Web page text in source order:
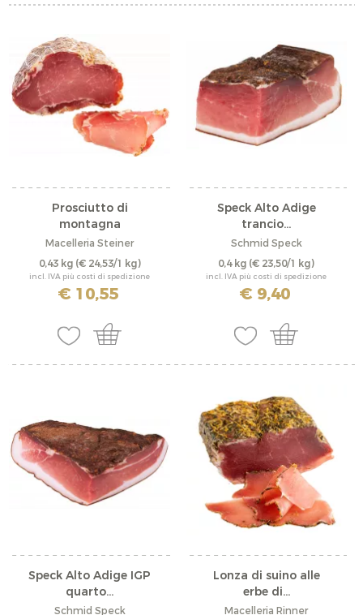
un’escursione in montagna, ma anche per sbizzarrirsi
speck è talmente ampia e di ottima qualità che avrai
solo l’imbarazzo della scelta!
Prosciutto di
montagna
Macelleria Steiner
0,43 kg (€ 24,53/1 kg)
incl. IVA più costi di spedizione
€ 10,55
Speck Alto Adige
trancio...
Schmid Speck
0,4 kg (€ 23,50/1 kg)
incl. IVA più costi di spedizione
€ 9,40
Speck Alto Adige IGP
quarto...
Schmid Speck
Lonza di suino alle
erbe di...
Macelleria Rinner